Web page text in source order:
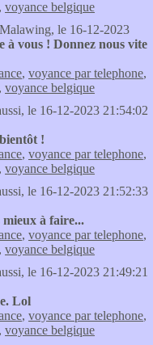
, voyance belgique
le 16-12-2023
à vous ! Donnez nous vite
, voyance par telephone,
, voyance belgique
le 16-12-2023 21:54:02
!
, voyance par telephone,
, voyance belgique
le 16-12-2023 21:52:33
mieux à faire...
, voyance par telephone,
, voyance belgique
le 16-12-2023 21:49:21
Lol
, voyance par telephone,
, voyance belgique